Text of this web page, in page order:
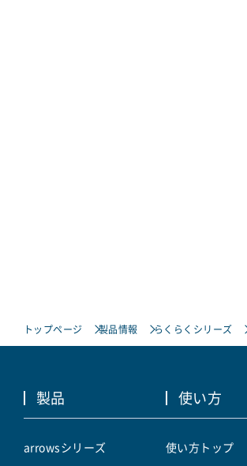
トップページ 製品情報 らくらくシリーズ
製品
arrowsシリーズ
使い方
使い方トップ